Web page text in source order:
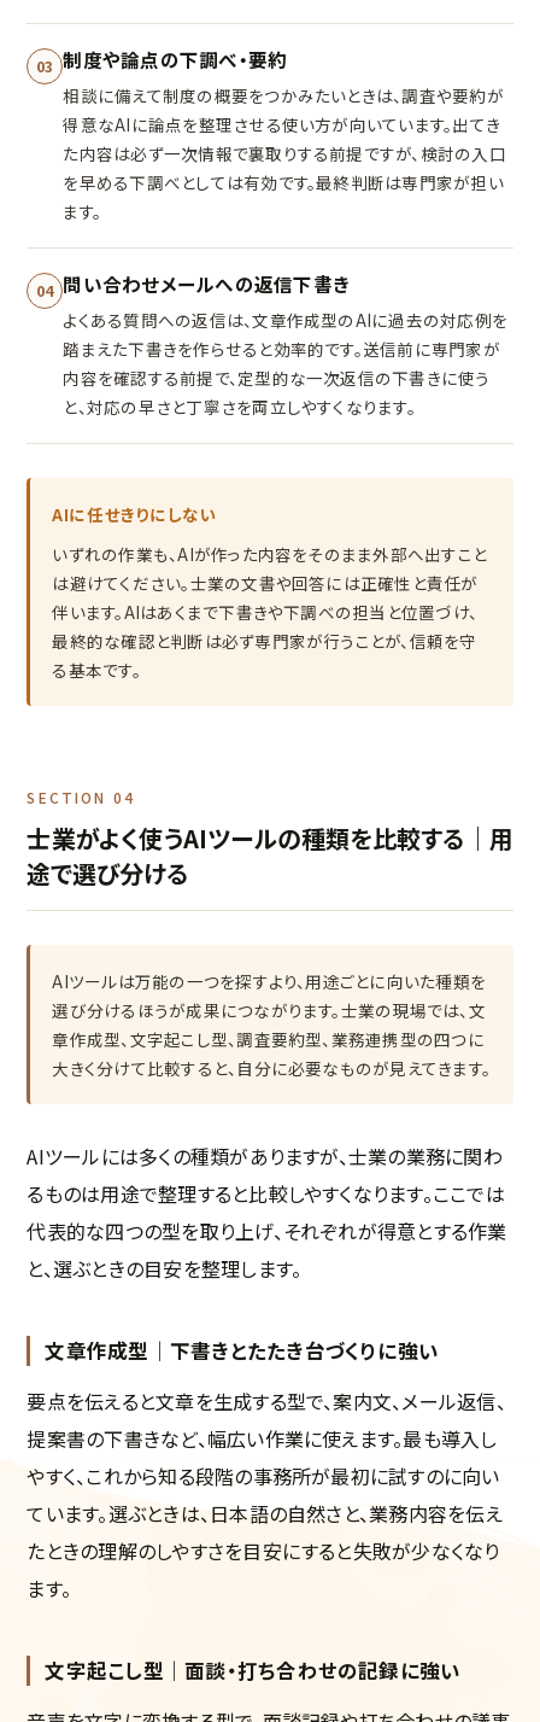
03 制度や論点の下調べ・要約
相談に備えて制度の概要をつかみたいときは、調査や要約が
得意なAIに論点を整理させる使い方が向いています。出てき
た内容は必ず一次情報で裏取りする前提ですが、検討の入口
を早める下調べとしては有効です。最終判断は専門家が担い
ます。
04 問い合わせメールへの返信下書き
よくある質問への返信は、文章作成型のAIに過去の対応例を
踏まえた下書きを作らせると効率的です。送信前に専門家が
内容を確認する前提で、定型的な一次返信の下書きに使う
と、対応の早さと丁寧さを両立しやすくなります。
AIに任せきりにしない
いずれの作業も、AIが作った内容をそのまま外部へ出すこと
は避けてください。士業の文書や回答には正確性と責任が
伴います。AIはあくまで下書きや下調べの担当と位置づけ、
最終的な確認と判断は必ず専門家が行うことが、信頼を守
る基本です。
SECTION 04
士業がよく使うAIツールの種類を比較する｜用
途で選び分ける
AIツールは万能の一つを探すより、用途ごとに向いた種類を
選び分けるほうが成果につながります。士業の現場では、文
章作成型、文字起こし型、調査要約型、業務連携型の四つに
大きく分けて比較すると、自分に必要なものが見えてきます。
AIツールには多くの種類がありますが、士業の業務に関わ
るものは用途で整理すると比較しやすくなります。ここでは
代表的な四つの型を取り上げ、それぞれが得意とする作業
と、選ぶときの目安を整理します。
文章作成型｜下書きとたたき台づくりに強い
要点を伝えると文章を生成する型で、案内文、メール返信、
提案書の下書きなど、幅広い作業に使えます。最も導入し
やすく、これから知る段階の事務所が最初に試すのに向い
ています。選ぶときは、日本語の自然さと、業務内容を伝え
たときの理解のしやすさを目安にすると失敗が少なくなり
ます。
文字起こし型｜面談・打ち合わせの記録に強い